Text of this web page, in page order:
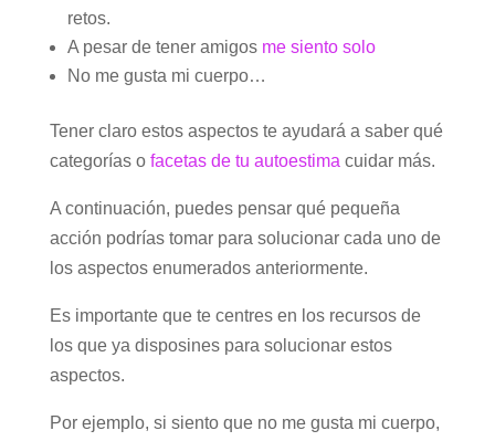
retos.
A pesar de tener amigos me siento solo
No me gusta mi cuerpo…
Tener claro estos aspectos te ayudará a saber qué
categorías o facetas de tu autoestima cuidar más.
A continuación, puedes pensar qué pequeña
acción podrías tomar para solucionar cada uno de
los aspectos enumerados anteriormente.
Es importante que te centres en los recursos de
los que ya disposines para solucionar estos
aspectos.
Por ejemplo, si siento que no me gusta mi cuerpo,